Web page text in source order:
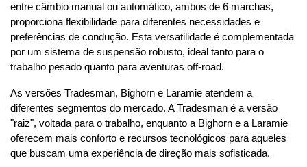
entre câmbio manual ou automático, ambos de 6 marchas,
proporciona flexibilidade para diferentes necessidades e
preferências de condução. Esta versatilidade é complementada
por um sistema de suspensão robusto, ideal tanto para o
trabalho pesado quanto para aventuras off-road.
As versões Tradesman, Bighorn e Laramie atendem a
diferentes segmentos do mercado. A Tradesman é a versão
"raiz", voltada para o trabalho, enquanto a Bighorn e a Laramie
oferecem mais conforto e recursos tecnológicos para aqueles
que buscam uma experiência de direção mais sofisticada.